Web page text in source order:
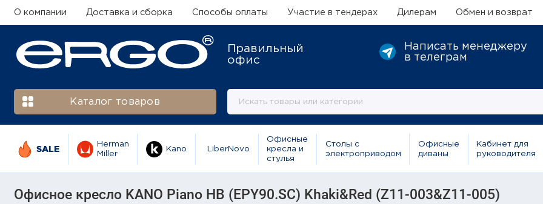
О компании Доставка и сборка Способы оплаты Участие в тендерах Дилерам Обмен и возврат
Правильный
офис
Написать менеджеру
в телеграм
Каталог товаров
SALE
Herman
Miller
Kano LiberNovo
Офисные
кресла и
стулья
Столы с
электроприводом
Офисные
диваны
Кабинет для
руководителя
Офисное кресло KANO Piano HB (EPY90.SC) Khaki&Red (Z11-003&Z11-005)